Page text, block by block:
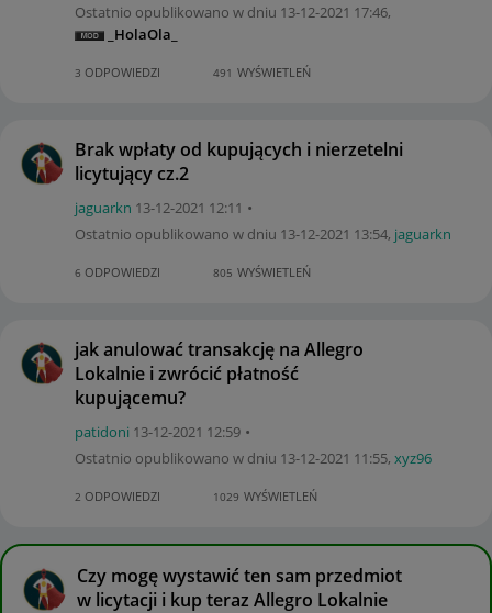
Ostatnio opublikowano w dniu ‎13-12-2021 17:46,
_HolaOla_
3 ODPOWIEDZI 491 WYŚWIETLEŃ
Brak wpłaty od kupujących i nierzetelni
licytujący cz.2
jaguarkn ‎13-12-2021 12:11
Ostatnio opublikowano w dniu ‎13-12-2021 13:54, jaguarkn
6 ODPOWIEDZI 805 WYŚWIETLEŃ
jak anulować transakcję na Allegro
Lokalnie i zwrócić płatność
kupującemu?
patidoni ‎13-12-2021 12:59
Ostatnio opublikowano w dniu ‎13-12-2021 11:55, xyz96
2 ODPOWIEDZI 1029 WYŚWIETLEŃ
Czy mogę wystawić ten sam przedmiot
w licytacji i kup teraz Allegro Lokalnie